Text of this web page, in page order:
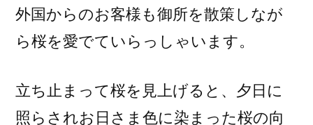
外国からのお客様も御所を散策しなが
ら桜を愛でていらっしゃいます。
立ち止まって桜を見上げると、夕日に
照らされお日さま色に染まった桜の向